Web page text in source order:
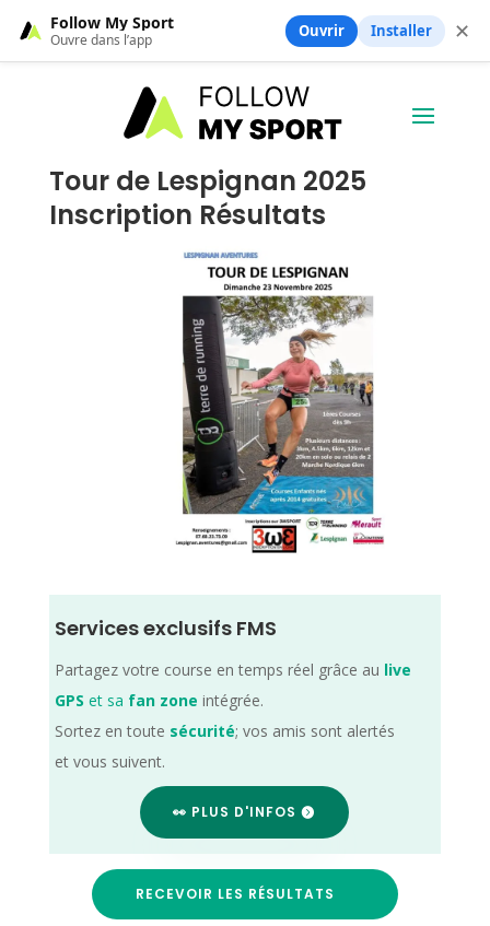
Tour de Lespignan 2025
Inscription Résultats
Services exclusifs FMS
Partagez votre course en temps réel grâce au live
GPS et sa fan zone intégrée.
Sortez en toute sécurité; vos amis sont alertés
et vous suivent.
👀 PLUS D'INFOS
RECEVOIR LES RÉSULTATS
Follow My Sport
Ouvre dans l’app Ouvrir Installer ✕